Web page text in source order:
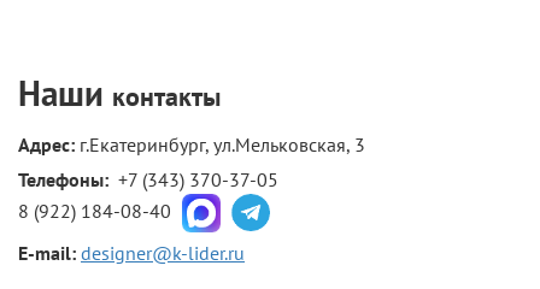
Наши контакты
Адрес: г.Екатеринбург, ул.Мельковская, 3
Телефоны: +7 (343) 370-37-05
8 (922) 184-08-40
E-mail: designer@k-lider.ru